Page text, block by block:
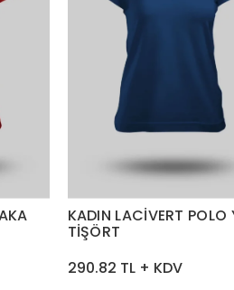
KADIN LACİVERT POLO
TİŞÖRT
290.82 TL + KDV